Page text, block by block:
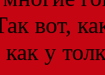
вот,
у